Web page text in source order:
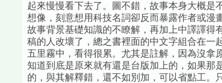
起來慢慢看下去了。圖不錯，故事本身大概是
想像，刻意想用科技名詞卻反而暴露作者或漫
故事背景基礎知識的不瞭解，再加上中譯譯得
稿的人改壞了，總之書裡面的中文字組合在一
五里霧中，看得很累。尤其是註解，因為沒拿
知道到底是原來就有還是台版加上的，如果那
的，與其解釋錯，還不如別加，可以省點工。